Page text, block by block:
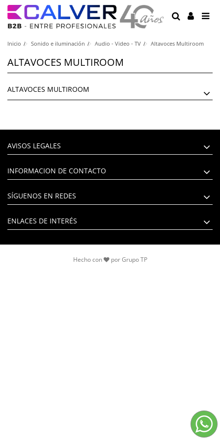
Inicio Sonido e iluminación Audio - Video - TV Altavoces Multiroom
ALTAVOCES MULTIROOM
ALTAVOCES MULTIROOM
AVISOS LEGALES
INFORMACION DE CONTACTO
SÍGUENOS EN REDES
ENLACES DE INTERÉS
Hecho con por Grupo TP